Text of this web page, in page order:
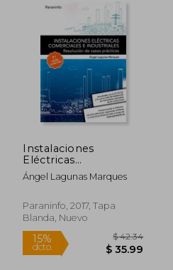
Instalaciones
Eléctricas
Comerciales e
Industriales.
Prácticos 7. ª Edición
Ángel Lagunas Marques
Paraninfo, 2017, Tapa
Blanda, Nuevo